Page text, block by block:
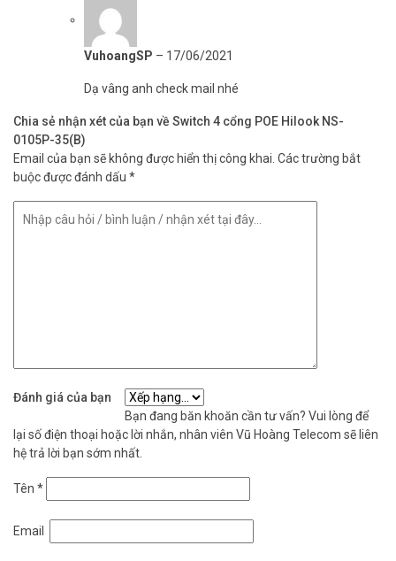
VuhoangSP – 17/06/2021
Dạ vâng anh check mail nhé
Chia sẻ nhận xét của bạn về Switch 4 cổng POE Hilook NS-
0105P-35(B)
Email của bạn sẽ không được hiển thị công khai. Các trường bắt
buộc được đánh dấu *
Đánh giá của bạn
Bạn đang băn khoăn cần tư vấn? Vui lòng để
lại số điện thoại hoặc lời nhắn, nhân viên Vũ Hoàng Telecom sẽ liên
hệ trả lời bạn sớm nhất.
Tên *
Email